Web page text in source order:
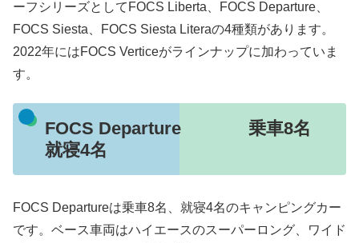
ーフシリーズとしてFOCS Liberta、FOCS Departure、
FOCS Siesta、FOCS Siesta Literaの4種類があります。
2022年にはFOCS Verticeがラインナップに加わっていま
す。
FOCS Departure 乗車8名
就寝4名
FOCS Departureは乗車8名、就寝4名のキャンピングカー
です。ベース車両はハイエースのスーパーロング、ワイド